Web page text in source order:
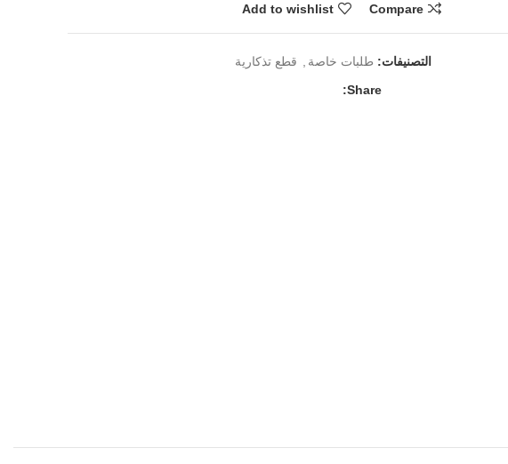
Compare
Add to wishlist
التصنيفات: طلبات خاصة
قطع تذكارية
Share: